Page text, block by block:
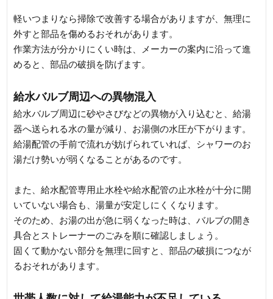
軽いつまりなら掃除で改善する場合がありますが、無理に
外すと部品を傷めるおそれがあります。
作業方法が分かりにくい時は、メーカーの案内に沿って進
めると、部品の破損を防げます。
給水バルブ周辺への異物混入
給水バルブ周辺に砂やさびなどの異物が入り込むと、給湯
器へ送られる水の量が減り、お湯側の水圧が下がります。
給湯配管の手前で流れが妨げられていれば、シャワーのお
湯だけ勢いが弱くなることがあるのです。
また、給水配管専用止水栓や給水配管の止水栓が十分に開
いていない場合も、湯量が安定しにくくなります。
そのため、お湯の出が急に弱くなった時は、バルブの開き
具合とストレーナーのごみを順に確認しましょう。
固くて動かない部分を無理に回すと、部品の破損につなが
るおそれがあります。